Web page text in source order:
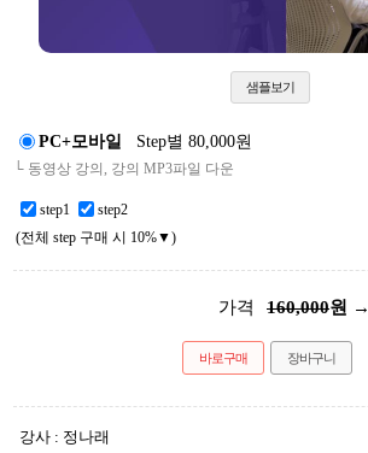
샘플보기
PC+모바일 Step별 80,000원
└ 동영상 강의, 강의 MP3파일 다운
step1
step2
(전체 step 구매 시 10%▼)
가격 160,000원 →
바로구매 장바구니
강사 : 정나래